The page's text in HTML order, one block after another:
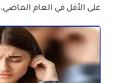
على الأقل في العام الماضي.